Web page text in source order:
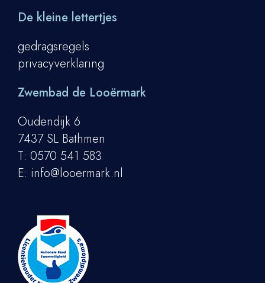
De kleine lettertjes
gedragsregels
privacyverklaring
Zwembad de Looërmark
Oudendijk 6
7437 SL Bathmen
T: 0570 541 583
E: info@looermark.nl